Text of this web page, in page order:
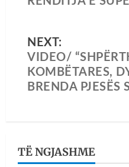
NEXT:
VIDEO/
KOMBËTARES,
BRENDA PJESËS
TË NGJASHME